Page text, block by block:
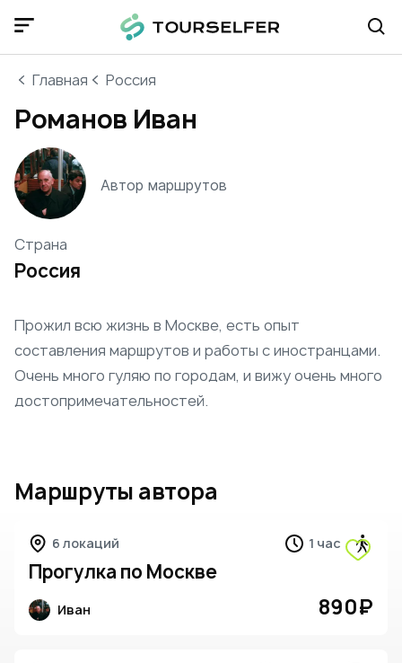
Главная Россия
Романов Иван
Автор маршрутов
Страна
Россия
Прожил всю жизнь в Москве, есть опыт
составления маршрутов и работы с иностранцами.
Очень много гуляю по городам, и вижу очень много
достопримечательностей.
Маршруты автора
6 локаций 1 час
Прогулка по Москве
Иван 890₽